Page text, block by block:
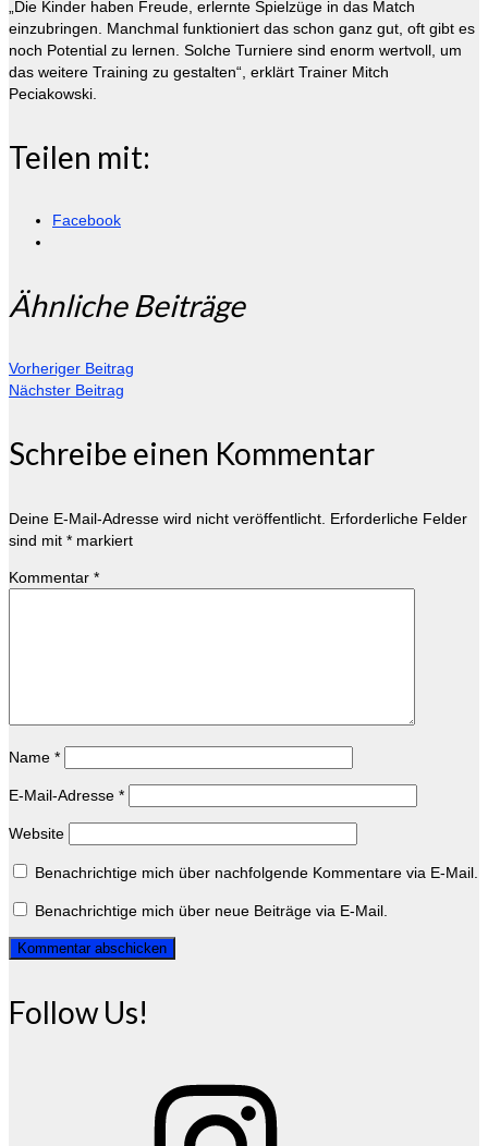
„Die Kinder haben Freude, erlernte Spielzüge in das Match
einzubringen. Manchmal funktioniert das schon ganz gut, oft gibt es
noch Potential zu lernen. Solche Turniere sind enorm wertvoll, um
das weitere Training zu gestalten“, erklärt Trainer Mitch
Peciakowski.
Teilen mit:
Facebook
Ähnliche Beiträge
Vorheriger Beitrag
Nächster Beitrag
Schreibe einen Kommentar
Deine E-Mail-Adresse wird nicht veröffentlicht. Erforderliche Felder
sind mit * markiert
Kommentar *
Name *
E-Mail-Adresse *
Website
Benachrichtige mich über nachfolgende Kommentare via E-Mail.
Benachrichtige mich über neue Beiträge via E-Mail.
Follow Us!